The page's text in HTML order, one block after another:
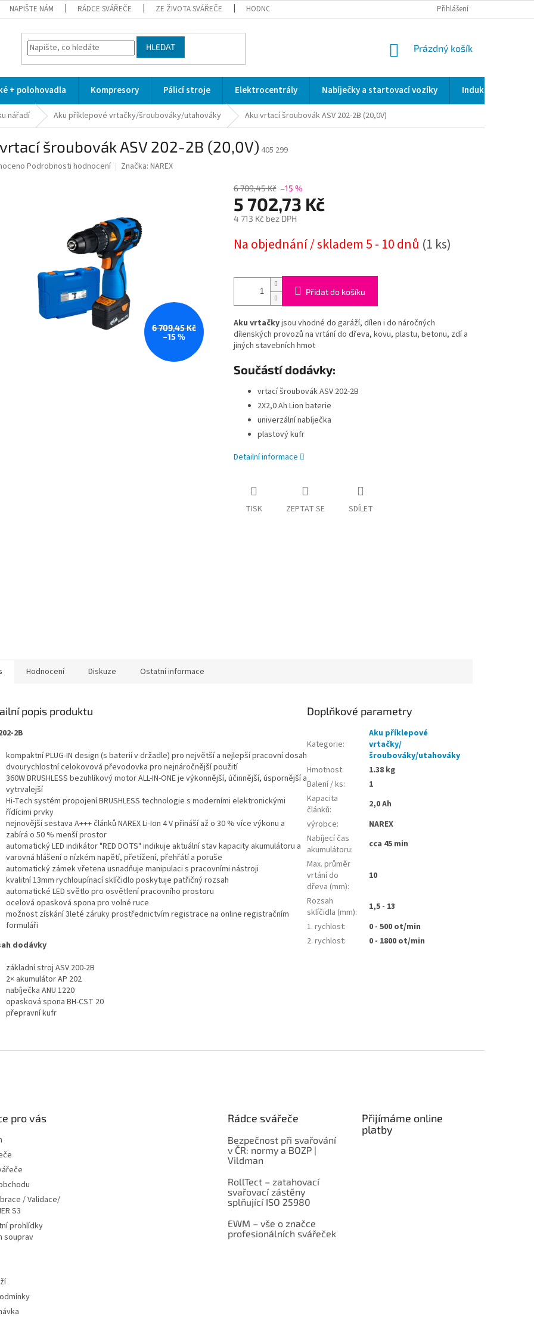
NAPIŠTE NÁM RÁDCE SVÁŘEČE ZE ŽIVOTA SVÁŘEČE HODNOCENÍ OBCHODU SERVIS / KALIBRACE / VALIDACE/ WELDSCANNER S3
Přihlášení
HLEDAT
NÁKUPNÍ
Prázdný košík
+ polohovadla Kompresory Pálicí stroje Elektrocentrály Nabíječky a startovací vozíky Indukční a
nářadí Aku příklepové vrtačky/šroubováky/utahováky Aku vrtací šroubovák ASV 202-2B (20,0V)
šroubovák ASV 202-2B (20,0V) 405 299
Podrobnosti hodnocení Značka: NAREX
6 709,45 Kč
–15 %
6 709,45 Kč –15 %
5 702,73 Kč
4 713 Kč bez DPH
cena:
Na objednání / skladem 5 - 10 dnů (1 ks)
Přidat do košíku
Aku vrtačkyjsou vhodné do garáží, dílen i do náročných
dílenských provozů na vrtání do dřeva, kovu, plastu, betonu, zdí a
jiných stavebních hmot
Součástí dodávky:
vrtací šroubovák ASV 202-2B
2X2,0 Ah Lion baterie
univerzální nabíječka
plastový kufr
Detailní informace
TISK ZEPTAT SE SDÍLET
Hodnocení Diskuze Ostatní informace
popis produktu
2B
kompaktní PLUG-IN design (s baterií v držadle) pro největší a nejlepší pracovní dosah
dvourychlostní celokovová převodovka pro nejnáročnější použití
360W BRUSHLESS bezuhlíkový motor ALL-IN-ONE je výkonnější, účinnější, úspornější a
vytrvalejší
Hi-Tech systém propojení BRUSHLESS technologie s moderními elektronickými
řídícimi prvky
nejnovější sestava A+++ článků NAREX Li-Ion 4 V přináší až o 30 % více výkonu a
zabírá o 50 % menší prostor
automatický LED indikátor "RED DOTS" indikuje aktuální stav kapacity akumulátoru a
varovná hlášení o nízkém napětí, přetížení, přehřátí a poruše
automatický zámek vřetena usnadňuje manipulaci s pracovními nástroji
kvalitní 13mm rychloupínací sklíčidlo poskytuje patřičný rozsah
automatické LED světlo pro osvětlení pracovního prostoru
ocelová opasková spona pro volné ruce
možnost získání 3leté záruky prostřednictvím registrace na online registračním
formuláři
dodávky
základní stroj ASV 200-2B
2× akumulátor AP 202
nabíječka ANU 1220
opasková spona BH-CST 20
přepravní kufr
Doplňkové parametry
Kategorie:
Aku příklepové
vrtačky/
šroubováky/utahováky
Hmotnost:
1.38 kg
Balení / ks:
1
Kapacita
článků:
2,0 Ah
výrobce:
NAREX
Nabíjecí čas
akumulátoru:
cca 45 min
Max. průměr
vrtání do
dřeva (mm):
10
Rozsah
sklíčidla (mm):
1,5 - 13
1. rychlost:
0 - 500 ot/min
2. rychlost: 0 - 1800 ot/min
pro vás
/ Validace/
S3
prohlídky
souprav
Rádce svářeče
Bezpečnost při svařování
v ČR: normy a BOZP |
Vildman
RollTect – zatahovací
svařovací zástěny
splňující ISO 25980
EWM – vše o značce
profesionálních svářeček
Přijímáme online
platby